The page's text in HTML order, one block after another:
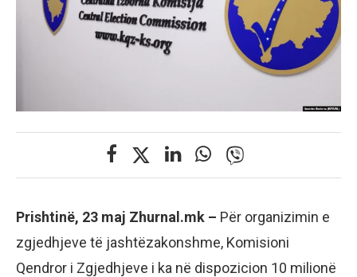
Prishtinë, 23 maj Zhurnal.mk – Për organizimin e
zgjedhjeve të jashtëzakonshme, Komisioni
Qendror i Zgjedhjeve i ka në dispozicion 10 milionë